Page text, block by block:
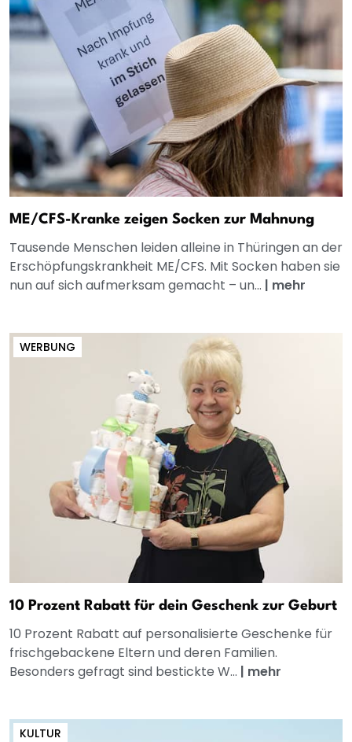
ME/CFS-Kranke zeigen Socken zur Mahnung
Tausende Menschen leiden alleine in Thüringen an der
Erschöpfungskrankheit ME/CFS. Mit Socken haben sie
nun auf sich aufmerksam gemacht – un... | mehr
WERBUNG
10 Prozent Rabatt für dein Geschenk zur Geburt
10 Prozent Rabatt auf personalisierte Geschenke für
frischgebackene Eltern und deren Familien.
Besonders gefragt sind bestickte W... | mehr
KULTUR